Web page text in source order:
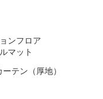
ンフロア
マット
ーテン（厚地）